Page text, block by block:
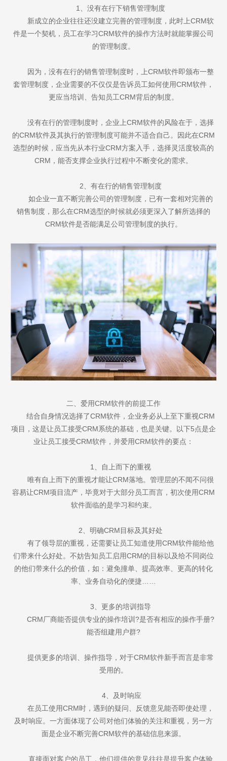
1、没有在行下销售管理制度
新成立的企业往往还没建立完善的管理制度，此时上CRM软
件是一个契机，员工在学习CRM软件的操作方法时就能掌握公司
的管理制度。
因为，没有在行的销售管理制度时，上CRM软件即颁布一整
套管理制度，企业需要的不仅仅是告诉员工如何使用CRM软件，
更应当培训、告知员工CRM背后的制度。
没有在行的管理制度时，企业上CRM软件的风险在于，选择
的CRM软件及其执行的管理制度可能并不适合自己。因此在CRM
选型的时候，应当先从本行业CRM方案入手，选择灵活度较高的
CRM，能否支撑企业执行过程中不断变化的需求。
2、有在行的销售管理制度
如企业一直不断完善公司的管理制度，已有一套相对完善的
销售制度，那么在CRM选型的时候就必须更深入了解所选择的
CRM软件是否能满足公司管理制度的执行。
二、爱用CRM软件的前提工作
结合自身情况选择了CRM软件，企业务必从上至下重视CRM
项目，这是让员工接受CRM系统的基础，也是关键。以下5点是企
业让员工接受CRM软件，并爱用CRM软件的要点：
1、自上而下的重视
唯有自上而下的重视才能让CRM落地。管理层的不闻不问很
容易让CRM项目流产，毕竟对于大部分员工而言，初次使用CRM
软件面临的是学习和约束。
2、明确CRM目标及其好处
有了领导层的重视，还需要让员工知道使用CRM软件能给他
们带来什么好处。不妨告知员工启用CRM的目标以及给不同岗位
的他们带来什么的价值，如：避免撞单、提高效率、更高的转化
率、业务自动化的便捷……
3、更多的培训指导
CRM厂商能否提供专业的操作培训?是否有相应的操作手册?
能否组建用户群?
提供更多的培训、操作指导，对于CRM软件新手而言是非常
受用的。
4、及时响应
在员工使用CRM时，遇到的疑问、反馈意见能否即使处理，
及时响应。一方面体现了公司对他们体验的关注和重视，另一方
面是企业不断完善CRM软件的基础信息来源。
直接面对客户的员工，他们提供的意见往往是提升客户体验